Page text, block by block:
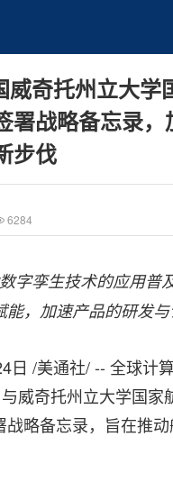
奇托州立大学
署战略备忘录，
步伐
6284
字孪生技术的应用普
能，加速产品的研发
日 /美通社/ -- 全球计
威奇托州立大学国家
战略备忘录，旨在推